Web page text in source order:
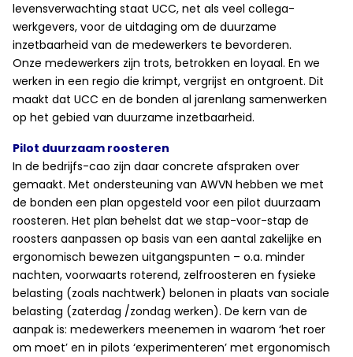
levensverwachting staat UCC, net als veel collega-
werkgevers, voor de uitdaging om de duurzame
inzetbaarheid van de medewerkers te bevorderen.
Onze medewerkers zijn trots, betrokken en loyaal. En we
werken in een regio die krimpt, vergrijst en ontgroent. Dit
maakt dat UCC en de bonden al jarenlang samenwerken
op het gebied van duurzame inzetbaarheid.
Pilot duurzaam roosteren
In de bedrijfs-cao zijn daar concrete afspraken over
gemaakt. Met ondersteuning van AWVN hebben we met
de bonden een plan opgesteld voor een pilot duurzaam
roosteren. Het plan behelst dat we stap-voor-stap de
roosters aanpassen op basis van een aantal zakelijke en
ergonomisch bewezen uitgangspunten – o.a. minder
nachten, voorwaarts roterend, zelfroosteren en fysieke
belasting (zoals nachtwerk) belonen in plaats van sociale
belasting (zaterdag /zondag werken). De kern van de
aanpak is: medewerkers meenemen in waarom ‘het roer
om moet’ en in pilots ‘experimenteren’ met ergonomisch